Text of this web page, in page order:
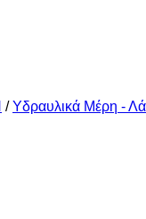
/ Υδραυλικά Μέρη -